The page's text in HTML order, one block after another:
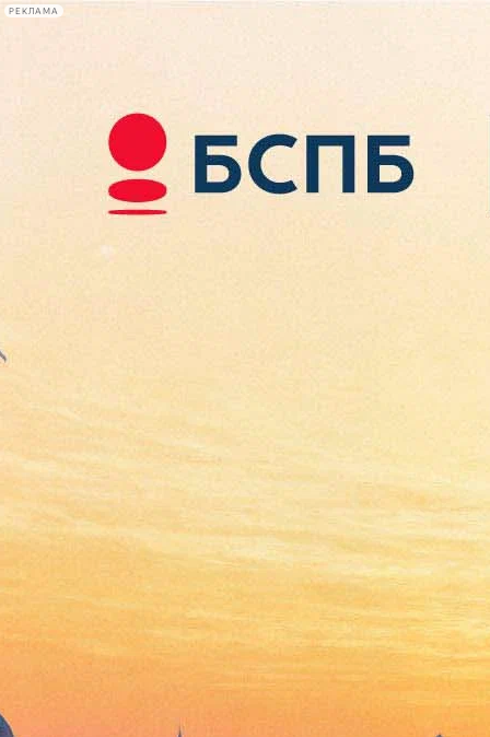
РЕКЛАМА
Сегодня:
2026.08.07
16:43
Афиша Plus